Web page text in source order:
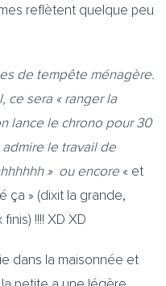
reflètent quelque peu
de tempête ménagère.
ce sera « ranger la
lance le chrono pour 30
le travail de
» ou encore« et
ça » (dixit la grande,
!!!! XD XD
dans la maisonnée et